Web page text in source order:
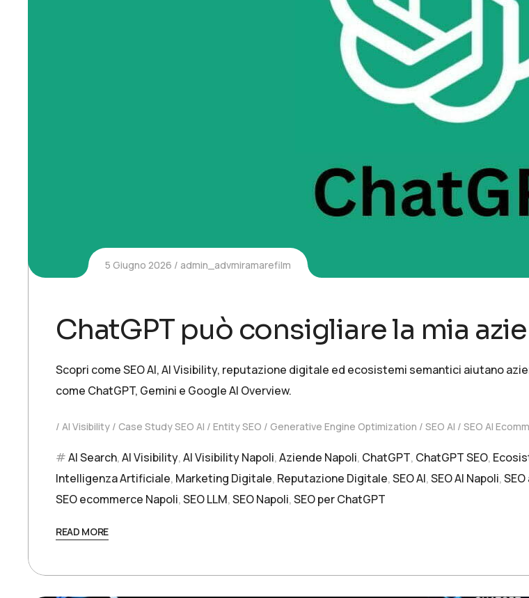
5 Giugno 2026 admin_advmiramarefilm
ChatGPT può consigliare la mia
Scopri come SEO AI, AI Visibility, reputazione digitale ed ecosistemi semantici aiutano
come ChatGPT, Gemini e Google AI Overview.
AI Visibility Case Study SEO AI Entity SEO Generative Engine Optimization SEO AI SEO AI
AI Search,AI Visibility,AI Visibility Napoli,Aziende Napoli, ChatGPT, ChatGPT SEO,
Intelligenza Artificiale, Marketing Digitale, Reputazione Digitale,SEO AI,SEO AI Napoli,
SEO ecommerce Napoli,SEO LLM,SEO Napoli,SEO per ChatGPT
READ MORE